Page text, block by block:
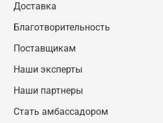
Доставка
Благотворительность
Поставщикам
Наши эксперты
Наши партнеры
Стать амбассадором